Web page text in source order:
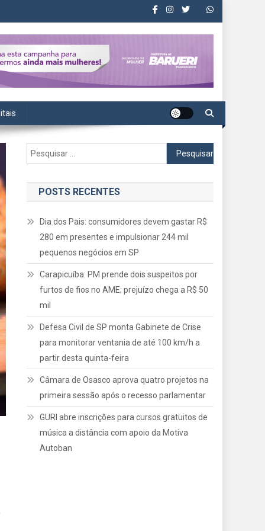
Pesquisar
por:
POSTS RECENTES
Dia dos Pais: consumidores devem gastar R$
280 em presentes e impulsionar 244 mil
pequenos negócios em SP
Carapicuíba: PM prende dois suspeitos por
furtos de fios no AME; prejuízo chega a R$ 50
mil
Defesa Civil de SP monta Gabinete de Crise
para monitorar ventania de até 100 km/h a
partir desta quinta-feira
Câmara de Osasco aprova quatro projetos na
primeira sessão após o recesso parlamentar
GURI abre inscrições para cursos gratuitos de
música a distância com apoio da Motiva
Autoban